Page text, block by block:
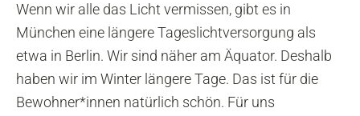
Wenn wir alle das Licht vermissen, gibt es in
München eine längere Tageslichtversorgung als
etwa in Berlin. Wir sind näher am Äquator. Deshalb
haben wir im Winter längere Tage. Das ist für die
Bewohner*innen natürlich schön. Für uns